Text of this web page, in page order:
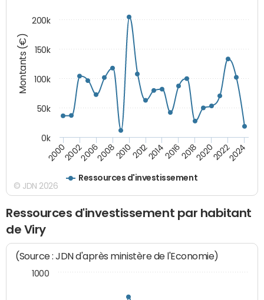
Montants (€)
Ressources d'investissement
200020022006200820102012201420162018202020222024
0k
50k
100k
150k
200k
© JDN 2026
Ressources d'investissement par habitant
de Viry
(Source : JDN d'après ministère de l'Economie)
1000